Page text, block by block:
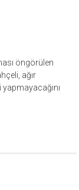
öngörülen
ağır